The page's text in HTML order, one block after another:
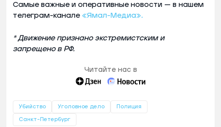
Самые важные и оперативные новости — в нашем
телеграм-канале «Ямал-Медиа».
* Движение признано экстремистским и
запрещено в РФ.
Читайте нас в
Убийство Уголовное дело Полиция
Санкт-Петербург